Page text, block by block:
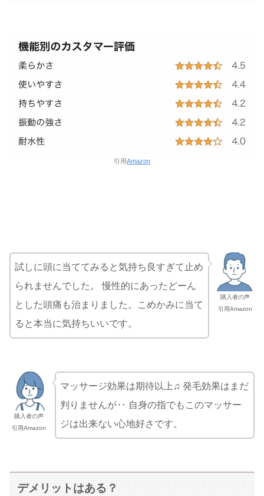
引用Amazon
購入者の声
引用Amazon
試しに頭に当ててみると気持ち良すぎて止め
られませんでした。 慢性的にあったどーん
とした頭痛も治まりました。こめかみに当て
ると本当に気持ちいいです。
購入者の声
引用Amazon
マッサージ効果は期待以上♫ 発毛効果はまだ
判りませんが‥ 自身の指でもこのマッサー
ジは出来ない心地好さです。
デメリットはある？